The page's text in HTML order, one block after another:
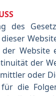
des
der
oder
die